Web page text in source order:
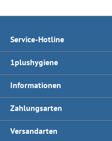
Service-Hotline
1plushygiene
Informationen
Zahlungsarten
Versandarten